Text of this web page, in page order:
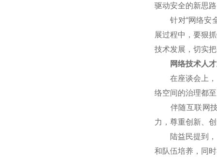
驱动安全的新思
针对“网络安全
展过程中，要狠
技术发展，切实
网络技术人才
在座谈会上，网
络空间的治理都
伴随互联网技
力，尊重创新、
陆益民提到，
和队伍培养，同